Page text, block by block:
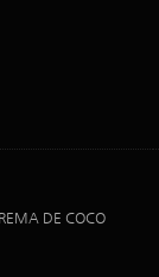
DE COCO